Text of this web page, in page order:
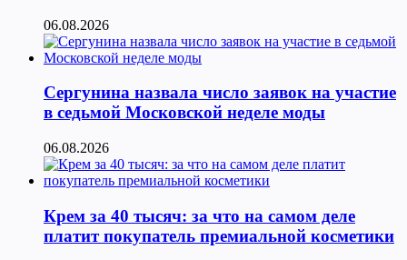
06.08.2026
Сергунина назвала число заявок на участие
в седьмой Московской неделе моды
06.08.2026
Крем за 40 тысяч: за что на самом деле
платит покупатель премиальной косметики